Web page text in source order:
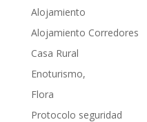
Alojamiento
Alojamiento Corredores
Casa Rural
Enoturismo,
Flora
Protocolo seguridad